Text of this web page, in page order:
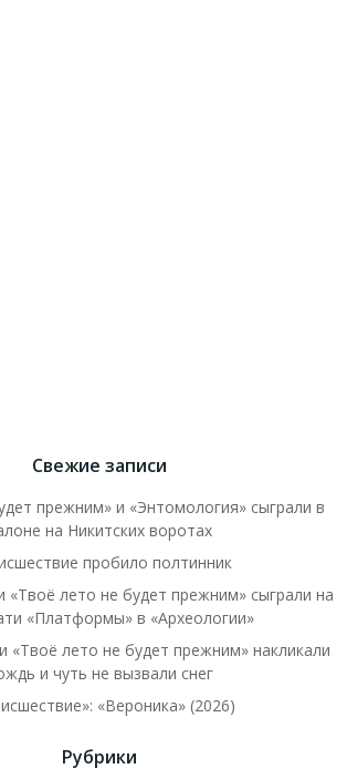
Свежие записи
прежним» и «Энтомология» сыграли в
на Никитских воротах
пробило полтинник
«Твоё лето не будет прежним» сыграли на
«Платформы» в «Археологии»
«Твоё лето не будет прежним» накликали
и чуть не вызвали снег
«Вероника» (2026)
Рубрики